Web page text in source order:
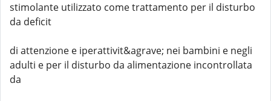
stimolante utilizzato come trattamento per il disturbo
da deficit
di attenzione e iperattivit&agrave; nei bambini e negli
adulti e per il disturbo da alimentazione incontrollata
da